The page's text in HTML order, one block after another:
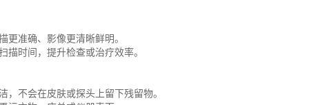
准确、影像更清晰鲜明。
时间，提升检查或治疗效率。
不会在皮肤或探头上留下残留物。